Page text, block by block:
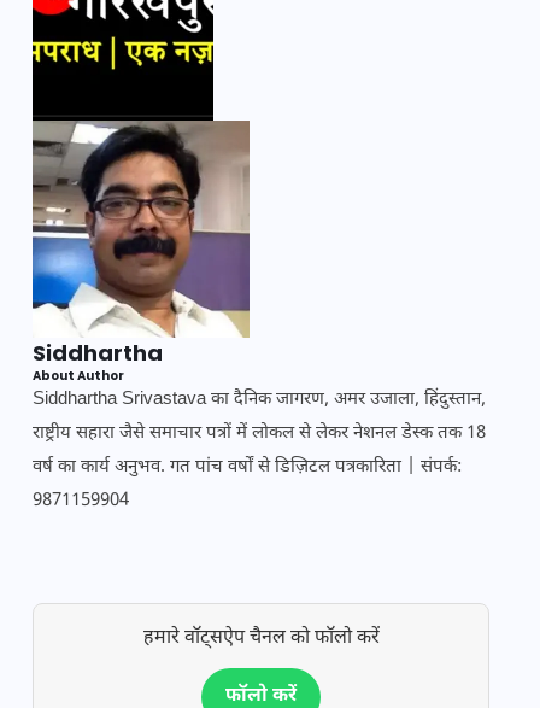
Siddhartha
About Author
Siddhartha Srivastava का दैनिक जागरण, अमर उजाला, हिंदुस्तान,
राष्ट्रीय सहारा जैसे समाचार पत्रों में लोकल से लेकर नेशनल डेस्क तक 18
वर्ष का कार्य अनुभव. गत पांच वर्षों से डिज़िटल पत्रकारिता | संपर्क:
9871159904
हमारे वॉट्सऐप चैनल को फॉलो करें
फॉलो करें